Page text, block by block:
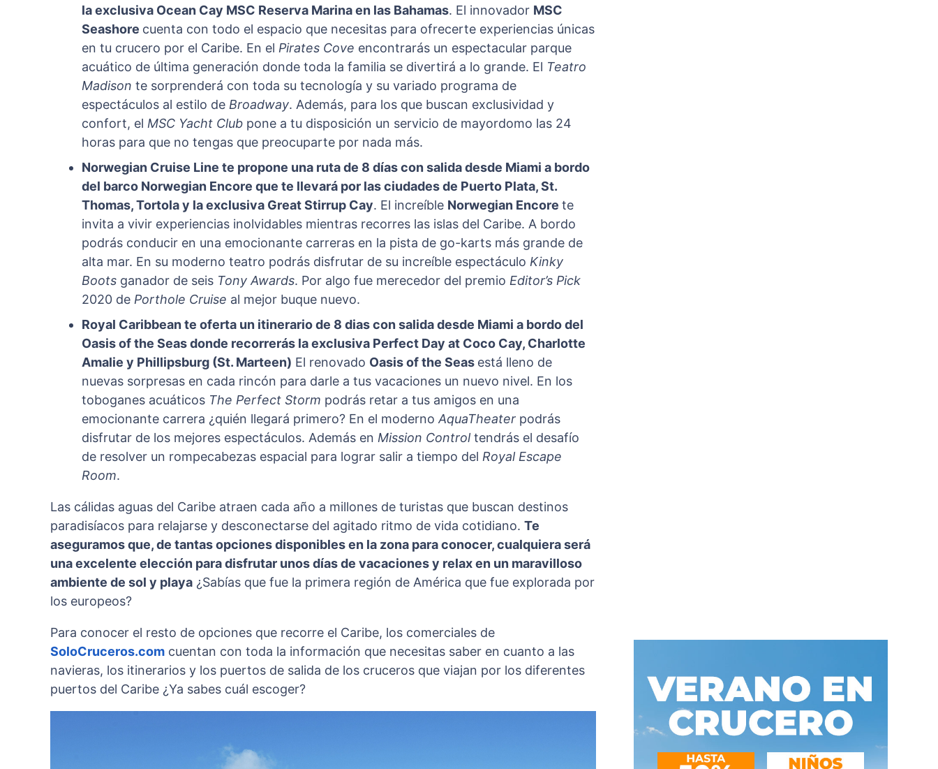
la exclusiva Ocean Cay MSC Reserva Marina en las Bahamas. El innovador MSC
Seashore cuenta con todo el espacio que necesitas para ofrecerte experiencias únicas
en tu crucero por el Caribe. En el Pirates Cove encontrarás un espectacular parque
acuático de última generación donde toda la familia se divertirá a lo grande. El Teatro
Madison te sorprenderá con toda su tecnología y su variado programa de
espectáculos al estilo de Broadway. Además, para los que buscan exclusividad y
confort, el MSC Yacht Club pone a tu disposición un servicio de mayordomo las 24
horas para que no tengas que preocuparte por nada más.
Norwegian Cruise Line te propone una ruta de 8 días con salida desde Miami a bordo
del barco Norwegian Encore que te llevará por las ciudades de Puerto Plata, St.
Thomas, Tortola y la exclusiva Great Stirrup Cay. El increíble Norwegian Encore te
invita a vivir experiencias inolvidables mientras recorres las islas del Caribe. A bordo
podrás conducir en una emocionante carreras en la pista de go-karts más grande de
alta mar. En su moderno teatro podrás disfrutar de su increíble espectáculo Kinky
Boots ganador de seis Tony Awards. Por algo fue merecedor del premio Editor’s Pick
2020 de Porthole Cruise al mejor buque nuevo.
Royal Caribbean te oferta un itinerario de 8 dias con salida desde Miami a bordo del
Oasis of the Seas donde recorrerás la exclusiva Perfect Day at Coco Cay, Charlotte
Amalie y Phillipsburg (St. Marteen) El renovado Oasis of the Seas está lleno de
nuevas sorpresas en cada rincón para darle a tus vacaciones un nuevo nivel. En los
toboganes acuáticos The Perfect Storm podrás retar a tus amigos en una
emocionante carrera ¿quién llegará primero? En el moderno AquaTheater podrás
disfrutar de los mejores espectáculos. Además en Mission Controltendrás el desafío
de resolver un rompecabezas espacial para lograr salir a tiempo del Royal Escape
Room.
Las cálidas aguas del Caribe atraen cada año a millones de turistas que buscan destinos
paradisíacos para relajarse y desconectarse del agitado ritmo de vida cotidiano. Te
aseguramos que, de tantas opciones disponibles en la zona para conocer, cualquiera será
una excelente elección para disfrutar unos días de vacaciones y relax en un maravilloso
ambiente de sol y playa ¿Sabías que fue la primera región de América que fue explorada por
los europeos?
Para conocer el resto de opciones que recorre el Caribe, los comerciales de
SoloCruceros.com cuentan con toda la información que necesitas saber en cuanto a las
navieras, los itinerarios y los puertos de salida de los cruceros que viajan por los diferentes
puertos del Caribe ¿Ya sabes cuál escoger?